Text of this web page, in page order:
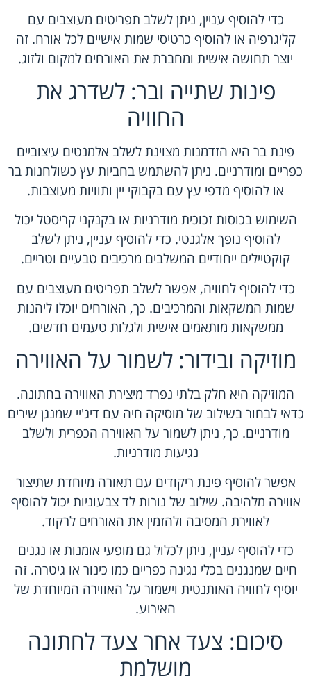
כדי להוסיף עניין, ניתן לשלב תפריטים מעוצבים עם
קליגרפיה או להוסיף כרטיסי שמות אישיים לכל אורח. זה
יוצר תחושה אישית ומחברת את האורחים למקום ולזוג.
פינות שתייה ובר: לשדרג את
החוויה
פינת בר היא הזדמנות מצוינת לשלב אלמנטים עיצוביים
כפריים ומודרניים. ניתן להשתמש בחביות עץ כשולחנות בר
או להוסיף מדפי עץ עם בקבוקי יין ותוויות מעוצבות.
השימוש בכוסות זכוכית מודרניות או בקנקני קריסטל יכול
להוסיף נופך אלגנטי. כדי להוסיף עניין, ניתן לשלב
קוקטיילים ייחודיים המשלבים מרכיבים טבעיים וטריים.
כדי להוסיף לחוויה, אפשר לשלב תפריטים מעוצבים עם
שמות המשקאות והמרכיבים. כך, האורחים יוכלו ליהנות
ממשקאות מותאמים אישית ולגלות טעמים חדשים.
מוזיקה ובידור: לשמור על האווירה
המוזיקה היא חלק בלתי נפרד מיצירת האווירה בחתונה.
כדאי לבחור בשילוב של מוסיקה חיה עם דיג'יי שמנגן שירים
מודרניים. כך, ניתן לשמור על האווירה הכפרית ולשלב
נגיעות מודרניות.
אפשר להוסיף פינת ריקודים עם תאורה מיוחדת שתיצור
אווירה מלהיבה. שילוב של נורות לד צבעוניות יכול להוסיף
לאווירת המסיבה ולהזמין את האורחים לרקוד.
כדי להוסיף עניין, ניתן לכלול גם מופעי אומנות או נגנים
חיים שמנגנים בכלי נגינה כפריים כמו כינור או גיטרה. זה
יוסיף לחוויה האותנטית וישמור על האווירה המיוחדת של
האירוע.
סיכום: צעד אחר צעד לחתונה
מושלמת